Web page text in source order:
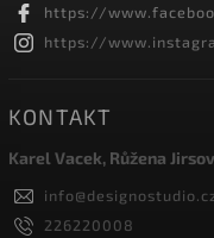
https://
https://
KONTAKT
Karel Vacek, Růžena
info@
226220008